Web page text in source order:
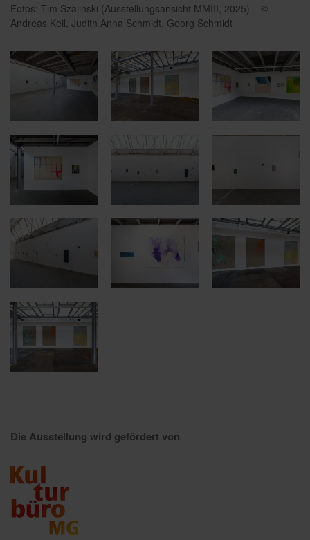
Fotos: Tim Szalinski (Ausstellungsansicht MMIII, 2025) – ©
Andreas Keil, Judith Anna Schmidt, Georg Schmidt
Die Ausstellung wird gefördert von